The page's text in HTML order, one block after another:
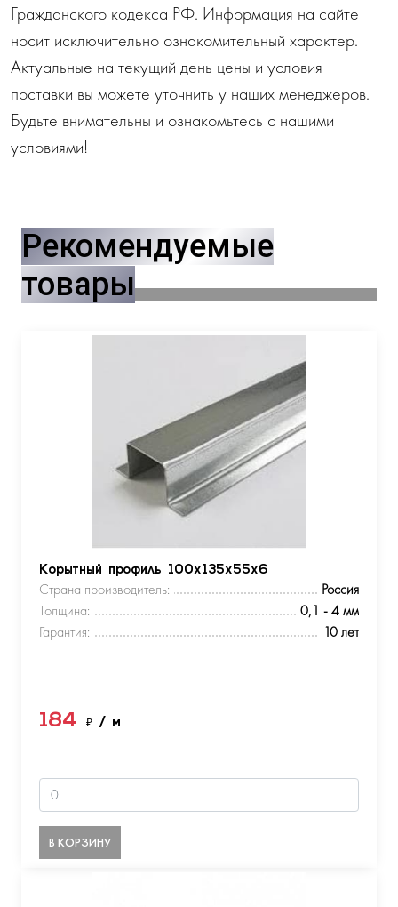
Гражданского кодекса РФ. Информация на сайте
носит исключительно ознакомительный характер.
Актуальные на текущий день цены и условия
поставки вы можете уточнить у наших менеджеров.
Будьте внимательны и ознакомьтесь с нашими
условиями!
Рекомендуемые
товары
Корытный профиль 100х135х55х6
Страна производитель:
Россия
Толщина:
0,1 - 4 мм
Гарантия:
10 лет
184 ₽ / м
В КОРЗИНУ